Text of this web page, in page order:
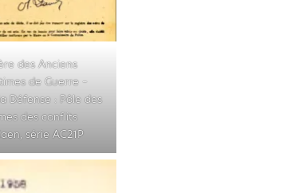
des Anciens
de Guerre –
Défense : Pôle des
des conflits
série AC21P